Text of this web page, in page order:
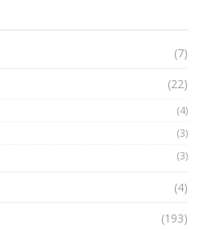
2022: Những sự kiện ảnh hưởng
tiền mã hoá | Phổ cập
(7)
(22)
(4)
(3)
(3)
(4)
(193)